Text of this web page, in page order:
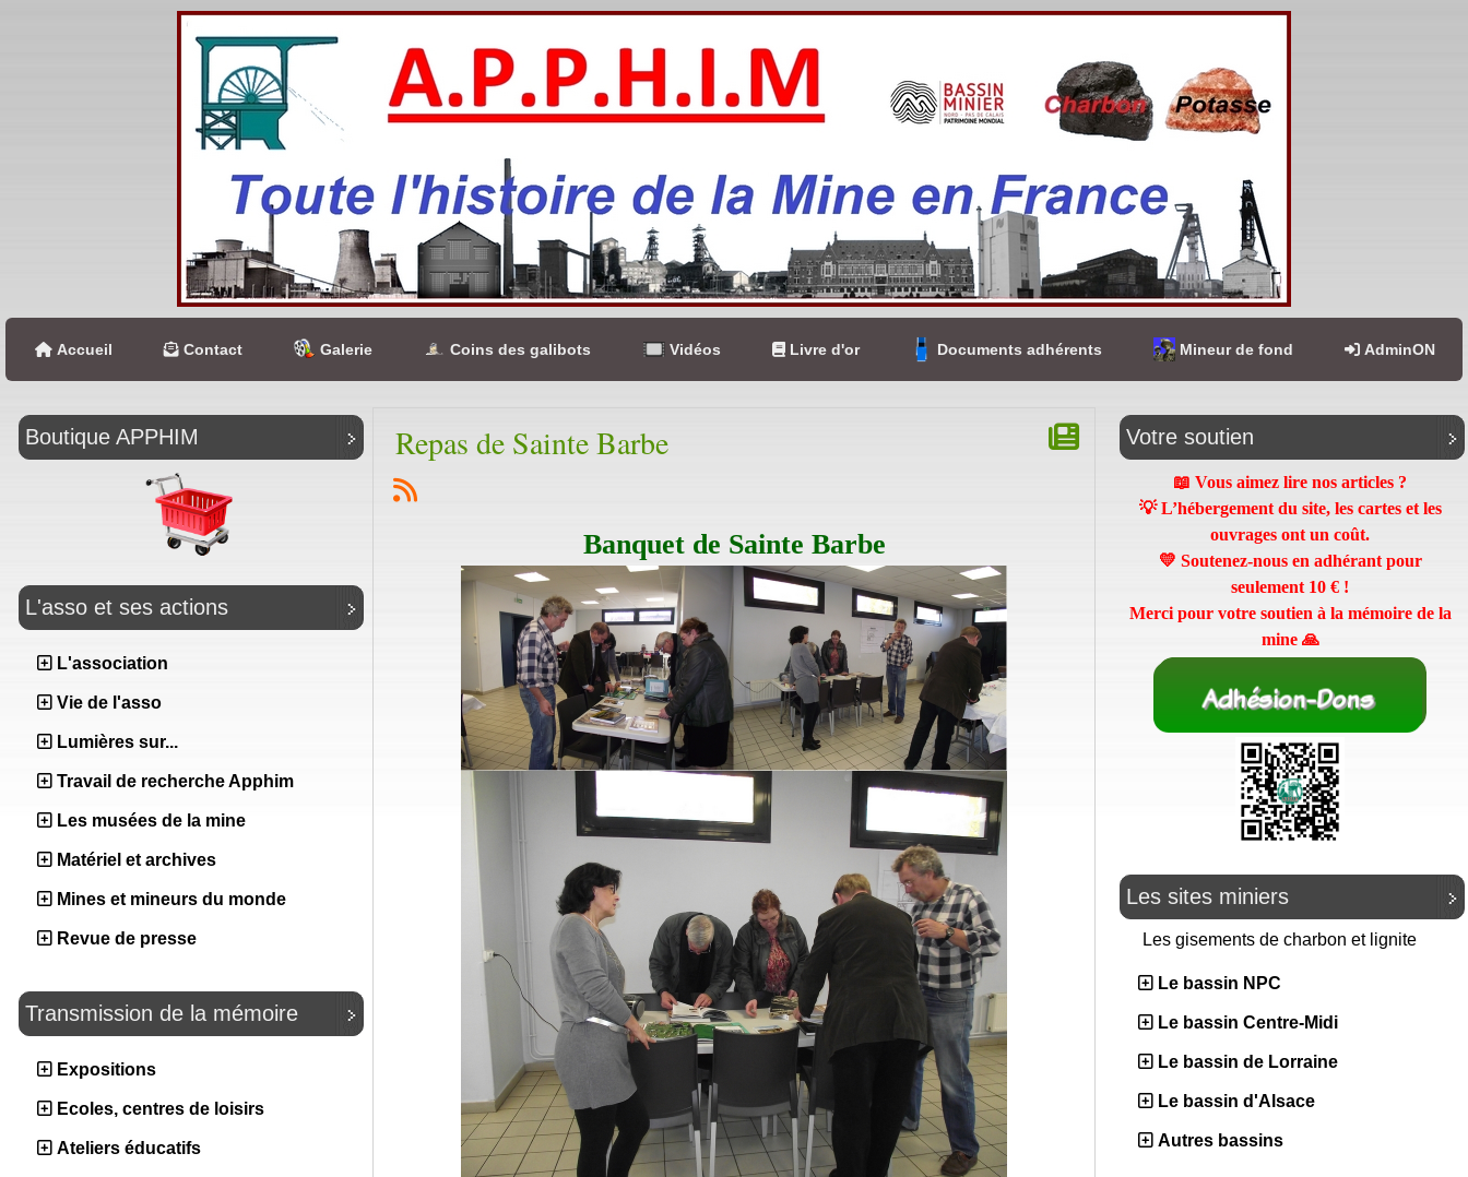
Accueil Contact Galerie Coins des galibots Vidéos Livre d'or Documents adhérents Mineur de fond AdminON
Boutique APPHIM
L'asso et ses actions
L'association
Vie de l'asso
Lumières sur...
Travail de recherche Apphim
Les musées de la mine
Matériel et archives
Mines et mineurs du monde
Revue de presse
Transmission de la mémoire
Expositions
Ecoles, centres de loisirs
Ateliers éducatifs
Repas de Sainte Barbe
Banquet de Sainte Barbe
Votre soutien
📖 Vous aimez lire nos articles ?
💡 L’hébergement du site, les cartes et les
ouvrages ont un coût.
💛 Soutenez-nous en adhérant pour
seulement 10 € !
Merci pour votre soutien à la mémoire de la
mine 🙏
Les sites miniers
Les gisements de charbon et lignite
Le bassin NPC
Le bassin Centre-Midi
Le bassin de Lorraine
Le bassin d'Alsace
Autres bassins